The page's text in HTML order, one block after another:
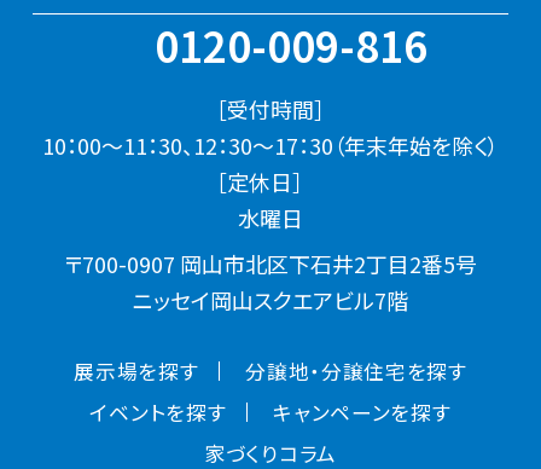
0120-009-816
［受付時間］
10：00～11：30、12：30～17：30（年末年始を除く）
［定休日］
水曜日
〒700-0907 岡山市北区下石井2丁目2番5号
ニッセイ岡山スクエアビル7階
展示場を探す
分譲地・分譲住宅を探す
イベントを探す
キャンペーンを探す
家づくりコラム